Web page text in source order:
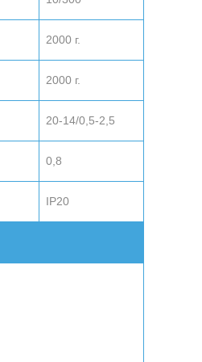
2000 г.
2000 г.
20-14/0,5-2,5
0,8
IP20